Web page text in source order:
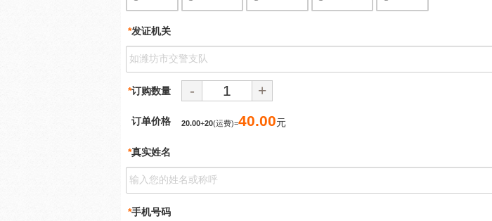
发证机关
*
订购数量
* - +
订单价格 20.00+20(运费)=40.00元
真实姓名
*
手机号码
*